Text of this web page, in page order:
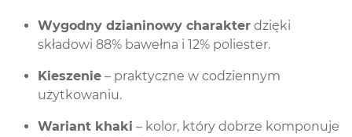
Wygodny dzianinowy charakter dzięki
składowi 88% bawełna i 12% poliester.
Kieszenie – praktyczne w codziennym
użytkowaniu.
Wariant khaki – kolor, który dobrze komponuje